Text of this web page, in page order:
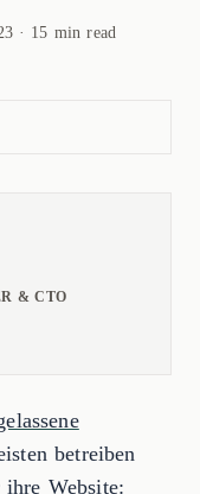
· 15 min read
& CTO
betreiben
Website: